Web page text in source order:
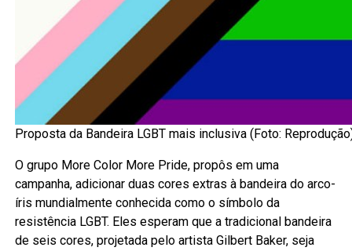
Proposta da Bandeira LGBT mais inclusiva (Foto:
O grupo More Color More Pride, propôs em uma
campanha, adicionar duas cores extras à bandeira do arco-
íris mundialmente conhecida como o símbolo da
resistência LGBT. Eles esperam que a tradicional bandeira
de seis cores, projetada pelo artista Gilbert Baker, seja